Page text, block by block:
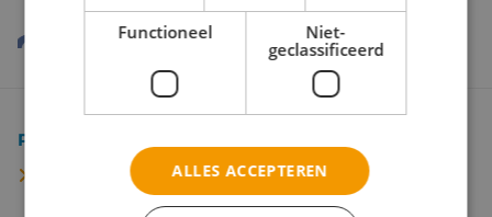
Populaire bestemmingen
Functioneel
Niet-
geclassificeerd
ALLES ACCEPTEREN